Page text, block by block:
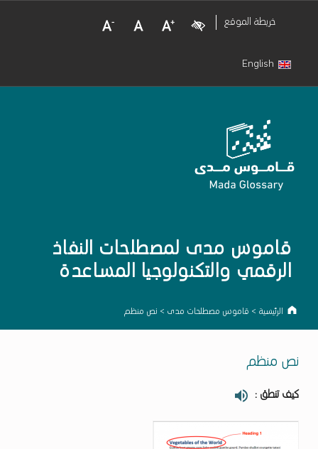
خريطة الموقع Visual Impairment
Increase Font Size
Normal Font Size
Decrease Font Size
English
قاموس مدى لمصطلحات النفاذ
الرقمي والتكنولوجيا المساعدة
الرئيسية > قاموس مصطلحات مدى > نص منظم
نص منظم
كيف تنطق :